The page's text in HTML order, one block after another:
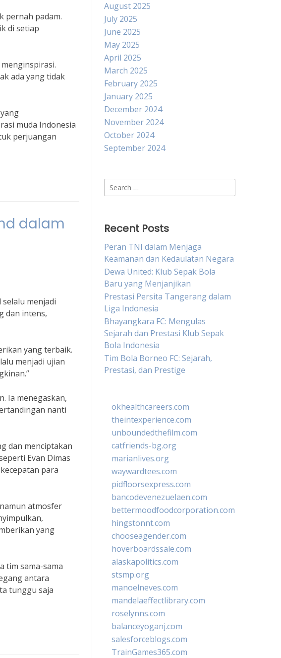
pernah padam.
di setiap
ada yang tidak
muda Indonesia
perjuangan
dalam
menjadi
dan intens,
yang terbaik.
menjadi ujian
Ia menegaskan,
nanti
dan menciptakan
Evan Dimas
para
atmosfer
yang
tim sama-sama
antara
tunggu saja
August 2025
July 2025
June 2025
May 2025
April 2025
March 2025
February 2025
January 2025
December 2024
November 2024
October 2024
September 2024
Search
for:
Recent Posts
Peran TNI dalam Menjaga
Keamanan dan Kedaulatan Negara
Dewa United: Klub Sepak Bola
Baru yang Menjanjikan
Prestasi Persita Tangerang dalam
Liga Indonesia
Bhayangkara FC: Mengulas
Sejarah dan Prestasi Klub Sepak
Bola Indonesia
Tim Bola Borneo FC: Sejarah,
Prestasi, dan Prestige
okhealthcareers.com
theintexperience.com
unboundedthefilm.com
catfriends-bg.org
marianlives.org
waywardtees.com
pidfloorsexpress.com
bancodevenezuelaen.com
bettermoodfoodcorporation.com
hingstonnt.com
chooseagender.com
hoverboardssale.com
alaskapolitics.com
stsmp.org
manoelneves.com
mandelaeffectlibrary.com
roselynns.com
balanceyoganj.com
salesforceblogs.com
TrainGames365.com